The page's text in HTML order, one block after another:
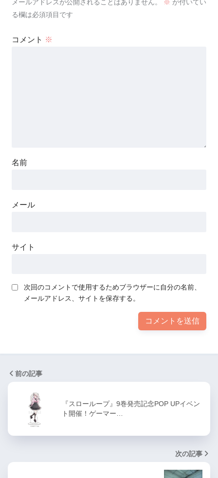
メールアドレスが公開されることはありません。 ※ が付いてい
る欄は必須項目です
コメント ※
名前
メール
サイト
次回のコメントで使用するためブラウザーに自分の名前、
メールアドレス、サイトを保存する。
前の記事
『スローループ』9巻発売記念POP UPイベン
ト開催！ゲーマー…
次の記事